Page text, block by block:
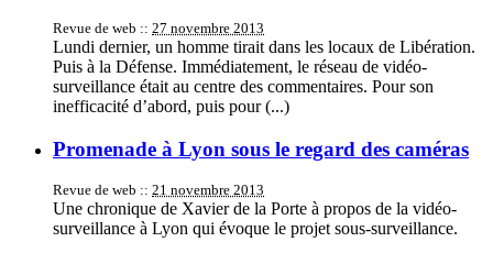
Revue de web :: 27 novembre 2013
Lundi dernier, un homme tirait dans les locaux de Libération.
Puis à la Défense. Immédiatement, le réseau de vidéo-
surveillance était au centre des commentaires. Pour son
inefficacité d’abord, puis pour (...)
Promenade à Lyon sous le regard des caméras
Revue de web :: 21 novembre 2013
Une chronique de Xavier de la Porte à propos de la vidéo-
surveillance à Lyon qui évoque le projet sous-surveillance.